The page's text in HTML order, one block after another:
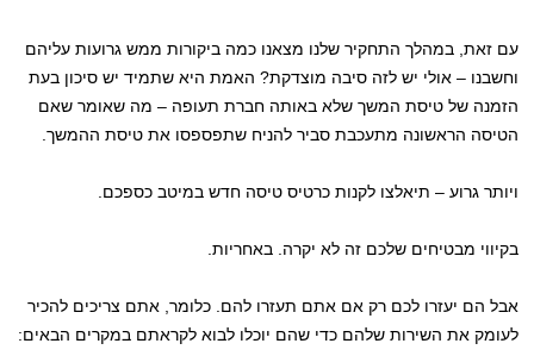
עם זאת, במהלך התחקיר שלנו מצאנו כמה ביקורות ממש גרועות עליהם
וחשבנו – אולי יש לזה סיבה מוצדקת? האמת היא שתמיד יש סיכון בעת
הזמנה של טיסת המשך שלא באותה חברת תעופה – מה שאומר שאם
הטיסה הראשונה מתעכבת סביר להניח שתפספסו את טיסת ההמשך.
ויותר גרוע – תיאלצו לקנות כרטיס טיסה חדש במיטב כספכם.
בקיווי מבטיחים שלכם זה לא יקרה. באחריות.
אבל הם יעזרו לכם רק אם אתם תעזרו להם. כלומר, אתם צריכים להכיר
לעומק את השירות שלהם כדי שהם יוכלו לבוא לקראתם במקרים הבאים: